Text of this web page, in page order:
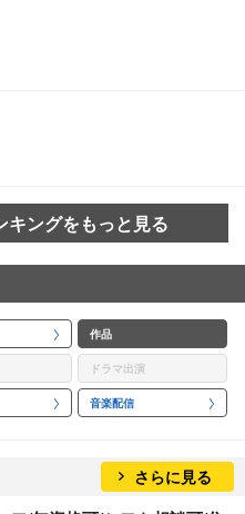
ングをもっと見る
作品
ドラマ出演
音楽配信
さらに見る